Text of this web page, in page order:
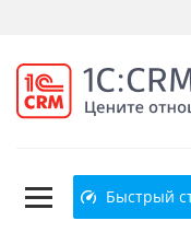
Быстрый